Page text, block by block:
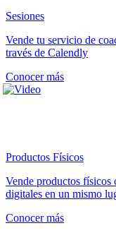
Sesiones
Vende tu servicio de
través de Calendly
Conocer más
Productos Físicos
Vende productos físicos
digitales en un mismo
Conocer más